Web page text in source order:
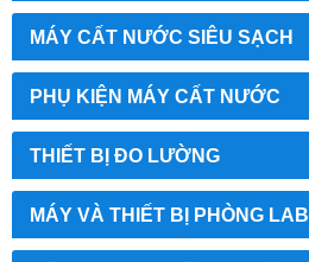
MÁY CẤT NƯỚC SIÊU SẠCH
PHỤ KIỆN MÁY CẤT NƯỚC
THIẾT BỊ ĐO LƯỜNG
MÁY VÀ THIẾT BỊ PHÒNG LAB